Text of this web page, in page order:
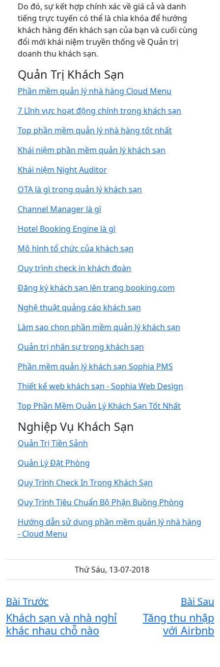
Do đó, sự kết hợp chính xác về giá cả và danh
tiếng trực tuyến có thể là chìa khóa để hướng
khách hàng đến khách sạn của bạn và cuối cùng
đổi mới khái niệm truyền thống về Quản trị
doanh thu khách sạn.
Quản Trị Khách Sạn
Phần mềm quản lý nhà hàng Cloud Menu
7 Lĩnh vực hoạt động chính trong khách sạn
Top phần mềm quản lý nhà hàng tốt nhất
Khái niệm phần mềm quản lý khách sạn
Khái niệm Night Auditor
OTA là gì trong quản lý khách sạn
Channel Manager là gì
Hotel Booking Engine là gì
Mô hình tổ chức của khách sạn
Quy trình check in khách đoàn
Đăng ký khách sạn lên trang booking.com
Nghệ thuật quảng cáo khách sạn
Làm sao chọn phần mềm quản lý khách sạn
Quản trị nhân sự trong khách sạn
Phần mềm quản lý khách sạn Sophia PMS
Thiết kế web khách sạn - Sophia Web Design
Top Phần Mềm Quản Lý Khách Sạn Tốt Nhất
Nghiệp Vụ Khách Sạn
Quản Trị Tiền Sảnh
Quản Lý Đặt Phòng
Quy Trình Check In Trong Khách Sạn
Quy Trình Tiêu Chuẩn Bộ Phận Buồng Phòng
Hướng dẫn sử dụng phần mềm quản lý nhà hàng
- Cloud Menu
Thứ Sáu, 13-07-2018
Bài Trước
Khách sạn và nhà nghỉ
khác nhau chỗ nào
Bài Sau
Tăng thu nhập
với Airbnb